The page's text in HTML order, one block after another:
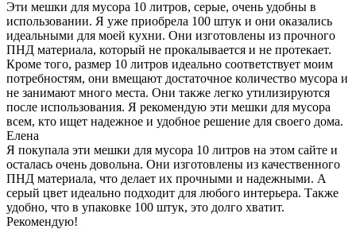
Эти мешки для мусора 10 литров, серые, очень удобны в
использовании. Я уже приобрела 100 штук и они оказались
идеальными для моей кухни. Они изготовлены из прочного
ПНД материала, который не прокалывается и не протекает.
Кроме того, размер 10 литров идеально соответствует моим
потребностям, они вмещают достаточное количество мусора и
не занимают много места. Они также легко утилизируются
после использования. Я рекомендую эти мешки для мусора
всем, кто ищет надежное и удобное решение для своего дома.
Елена
Я покупала эти мешки для мусора 10 литров на этом сайте и
осталась очень довольна. Они изготовлены из качественного
ПНД материала, что делает их прочными и надежными. А
серый цвет идеально подходит для любого интерьера. Также
удобно, что в упаковке 100 штук, это долго хватит.
Рекомендую!